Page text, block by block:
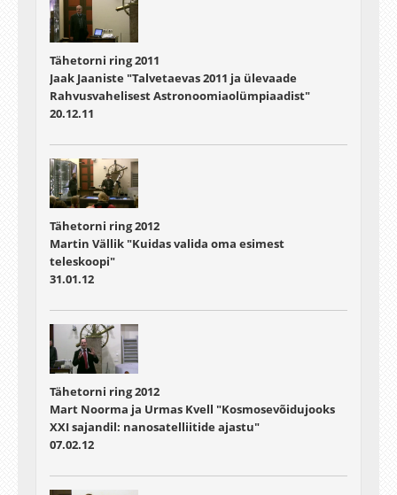
Tähetorni ring 2011
Jaak Jaaniste "Talvetaevas 2011 ja ülevaade
Rahvusvahelisest Astronoomiaolümpiaadist"
20.12.11
Tähetorni ring 2012
Martin Vällik "Kuidas valida oma esimest
teleskoopi"
31.01.12
Tähetorni ring 2012
Mart Noorma ja Urmas Kvell "Kosmosevõidujooks
XXI sajandil: nanosatelliitide ajastu"
07.02.12